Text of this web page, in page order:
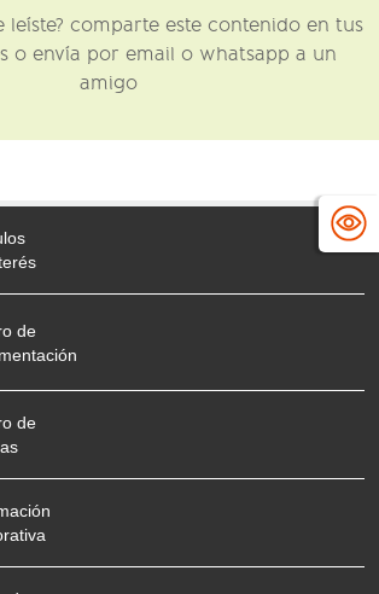
leíste? comparte este contenido en tus
o envía por email o whatsapp a un
amigo
de
de